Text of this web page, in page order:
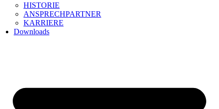
HISTORIE
ANSPRECHPARTNER
KARRIERE
Downloads